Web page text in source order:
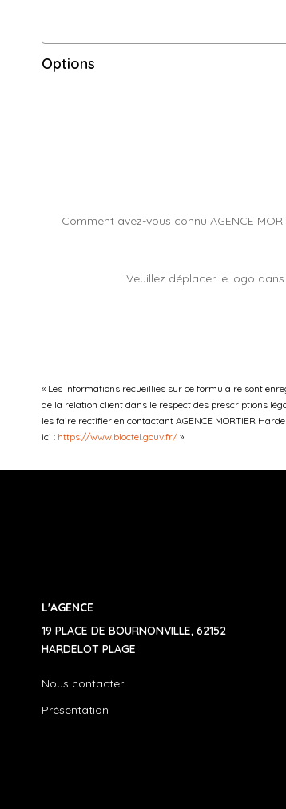
Options
Comment avez-vous connu AGENCE
Veuillez déplacer le logo
« Les informations recueillies sur ce formulaire sont
de la relation client dans le respect des prescriptions
les faire rectifier en contactant AGENCE MORTIER
ici : https://www.bloctel.gouv.fr/ »
L'AGENCE
19 PLACE DE BOURNONVILLE, 62152
HARDELOT PLAGE
Nous contacter
Présentation